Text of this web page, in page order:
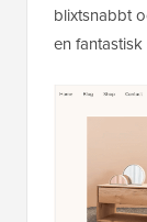
blixtsnabbt
en